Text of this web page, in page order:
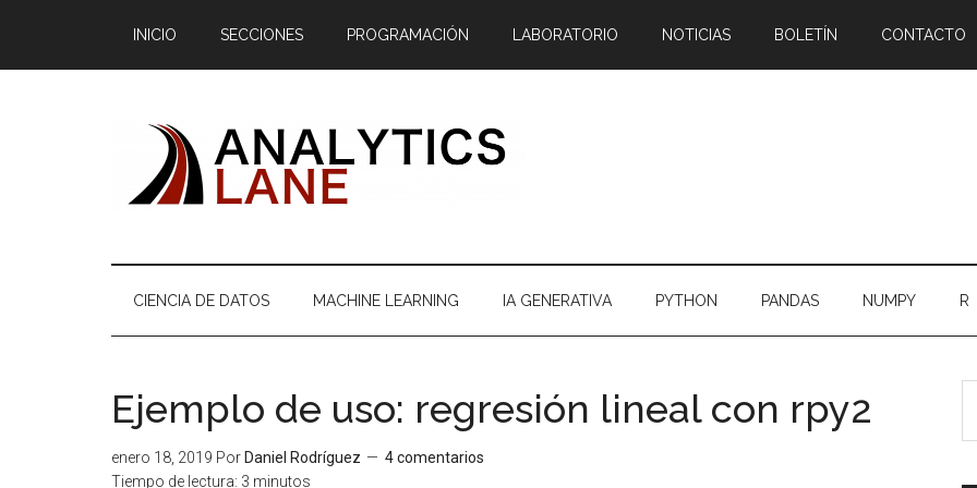
contenido
secondary
la
pie
INICIO SECCIONES PROGRAMACIÓN LABORATORIO NOTICIAS BOLETÍN CONTACTO
CIENCIA DE DATOS MACHINE LEARNING IA GENERATIVA PYTHON PANDAS NUMPY R
Ejemplo de uso: regresión lineal con rpy2
enero 18, 2019 Por Daniel Rodríguez
4 comentarios
Tiempo de lectura: 3 minutos